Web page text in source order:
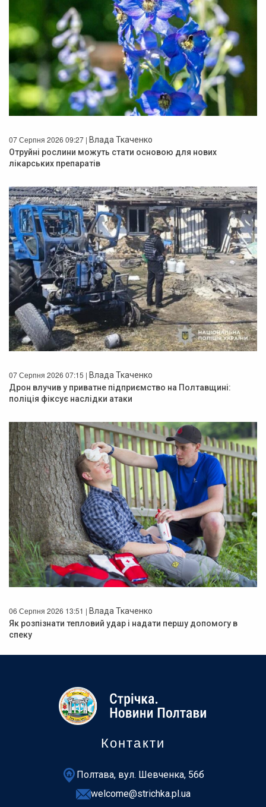
07 Серпня 2026 09:27 | Влада Ткаченко
Отруйні рослини можуть стати основою для нових
лікарських препаратів
07 Серпня 2026 07:15 | Влада Ткаченко
Дрон влучив у приватне підприємство на Полтавщині:
поліція фіксує наслідки атаки
06 Серпня 2026 13:51 | Влада Ткаченко
Як розпізнати тепловий удар і надати першу допомогу в
спеку
Контакти
Полтава, вул. Шевченка, 56б
welcome@strichka.pl.ua